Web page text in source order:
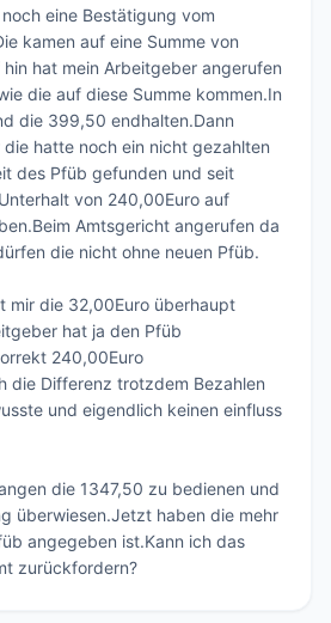
eine Bestätigung vom
kamen auf eine Summe von
hin hat mein Arbeitgeber angerufen
die auf diese Summe kommen.In
die 399,50 endhalten.Dann
hatte noch ein nicht gezahlten
des Pfüb gefunden und seit
von 240,00Euro auf
Amtsgericht angerufen da
die nicht ohne neuen Pfüb.
mir die 32,00Euro überhaupt
hat ja den Pfüb
240,00Euro
die Differenz trotzdem Bezahlen
und eigendlich keinen einfluss
die 1347,50 zu bedienen und
überwiesen.Jetzt haben die mehr
angegeben ist.Kann ich das
zurückfordern?